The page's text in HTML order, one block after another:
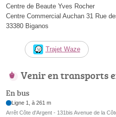
Centre de Beaute Yves Rocher
Centre Commercial Auchan 31 Rue
33380 Biganos
Trajet Waze
Venir en transports
En bus
Ligne 1, à 261 m
Arrêt Côte d'Argent - 131bis Avenue de la